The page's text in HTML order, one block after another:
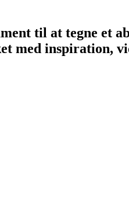
til at tegne et
med inspiration,